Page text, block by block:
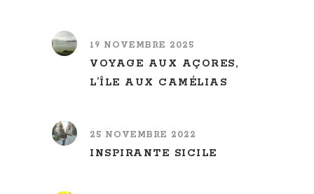
19 NOVEMBRE 2025
VOYAGE AUX AÇORES,
L’ÎLE AUX CAMÉLIAS
25 NOVEMBRE 2022
INSPIRANTE SICILE